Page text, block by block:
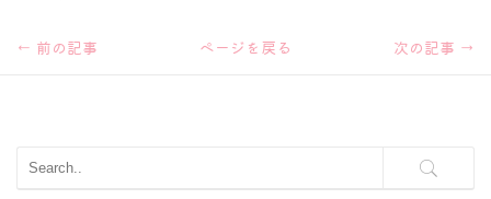
← 前の記事 ページを戻る 次の記事 →